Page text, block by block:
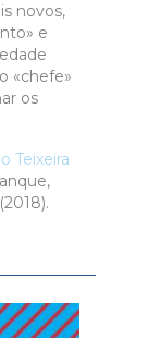
novos,
e
«chefe»
os
Teixeira